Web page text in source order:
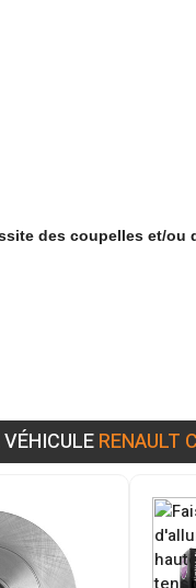
des coupelles et/
RENAULT